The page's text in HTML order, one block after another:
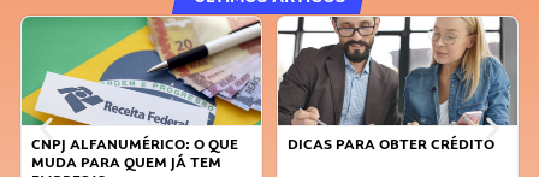
O QUE
TEM
DICAS PARA OBTER CRÉDITO
FAÇA A DIFERENÇA: